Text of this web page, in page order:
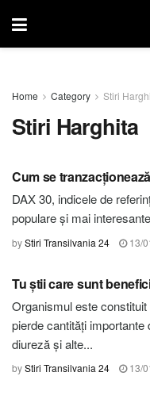
Home Category Stiri
Stiri Harghita
Cum se
DAX 30, indicele de
populare și mai
byStiri Transilvania 24 13/
Tu știi care sunt
Organismul este
pierde cantități
diureză și alte...
byStiri Transilvania 24 13/